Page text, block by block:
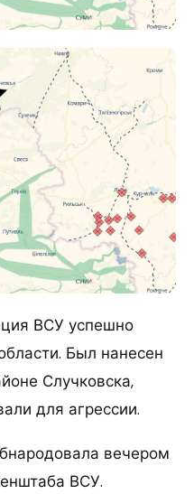
ВСУ успешно
Был нанесен
Случковска,
для агрессии.
вечером
ВСУ.